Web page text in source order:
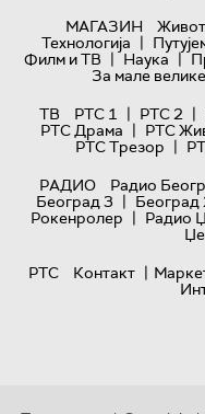
МАГАЗИН
Живот
Технологијa |
Филм и ТВ | Наука |
За мале
ТВ
РТС 1 | РТС 2 |
РТС Драма | РТС
РТС Трезор |
РАДИО
Радио
Београд 3 | Београд
Рокенролер | Радио
РТС
Контакт |